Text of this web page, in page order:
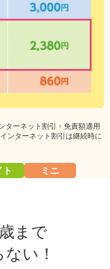
ターネット割引・免責額適用
ンターネット割引は継続時に
ト ミニ
まで
い！